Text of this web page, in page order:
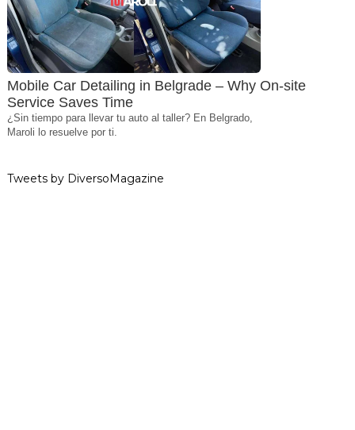
Mobile Car Detailing in Belgrade – Why On-site
Service Saves Time
¿Sin tiempo para llevar tu auto al taller? En Belgrado,
Maroli lo resuelve por ti.
Tweets by DiversoMagazine